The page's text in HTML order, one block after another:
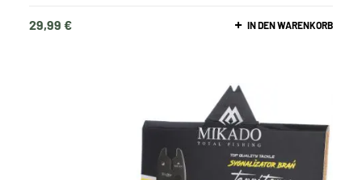
29,99 € IN DEN WARENKORB